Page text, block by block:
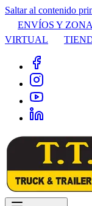
Saltar al contenido
ENVÍOS Y
VIRTUAL